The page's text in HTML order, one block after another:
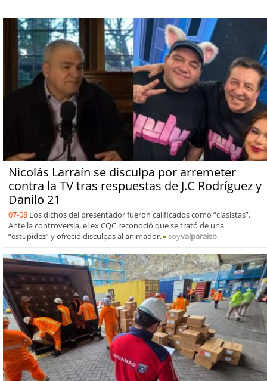
Nicolás Larraín se disculpa por arremeter
contra la TV tras respuestas de J.C Rodríguez y
Danilo 21
07-08 Los dichos del presentador fueron calificados como “clasistas”.
Ante la controversia, el ex CQC reconoció que se trató de una
“estupidez” y ofreció disculpas al animador.
soyvalparaiso